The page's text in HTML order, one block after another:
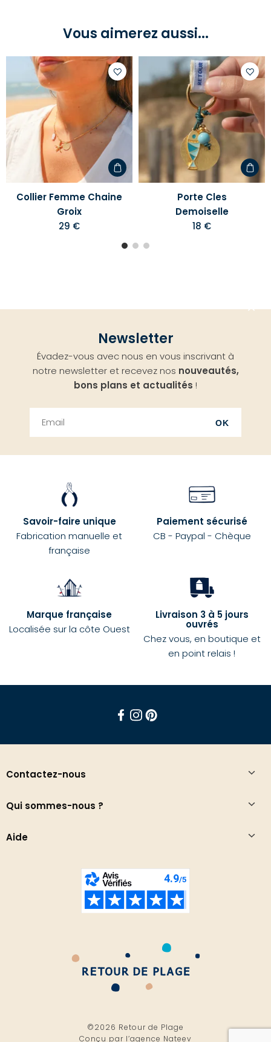
Vous aimerez aussi...
Ajouter
à
votre
liste
d'envies
Collier Femme Chaine
Groix
29 €
à
votre
liste
Porte Cles
Demoiselle
18 €
Newsletter
Évadez-vous avec nous en vous inscrivant à
notre newsletter et recevez nos nouveautés,
bons plans et actualités !
OK
Savoir-faire unique
Fabrication manuelle et
française
Paiement sécurisé
CB - Paypal - Chèque
Marque française
Localisée sur la côte Ouest
Livraison 3 à 5 jours
ouvrés
Chez vous, en boutique et
en point relais !
Contactez-nous
Qui sommes-nous ?
Aide
©2026 Retour de Plage
Conçu par l’agence Nateev